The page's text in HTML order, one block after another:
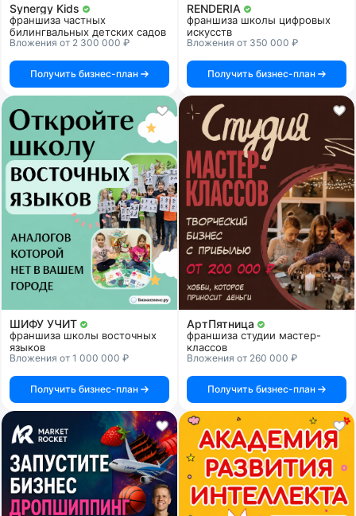
Synergy Kids
франшиза частных
билингвальных детских садов
Вложения от 2 300 000 ₽
Получить бизнес-план
RENDERIA
франшиза школы цифровых
искусств
Вложения от 350 000 ₽
Получить бизнес-план
ШИФУ УЧИТ
франшиза школы восточных
языков
Вложения от 1 000 000 ₽
Получить бизнес-план
АртПятница
франшиза студии мастер-
классов
Вложения от 260 000 ₽
Получить бизнес-план